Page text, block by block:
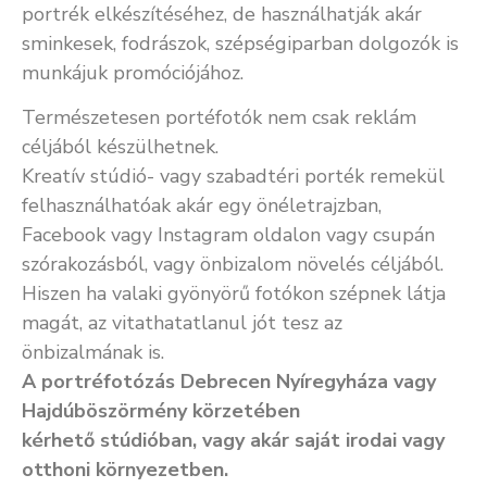
portrék elkészítéséhez, de használhatják akár
sminkesek, fodrászok, szépségiparban dolgozók is
munkájuk promóciójához.
Természetesen portéfotók nem csak reklám
céljából készülhetnek.
Kreatív stúdió- vagy szabadtéri porték remekül
felhasználhatóak akár egy önéletrajzban,
Facebook vagy Instagram oldalon vagy csupán
szórakozásból, vagy önbizalom növelés céljából.
Hiszen ha valaki gyönyörű fotókon szépnek látja
magát, az vitathatatlanul jót tesz az
önbizalmának is.
A portréfotózás Debrecen Nyíregyháza vagy
Hajdúböszörmény körzetében
kérhető stúdióban, vagy akár saját irodai vagy
otthoni környezetben.